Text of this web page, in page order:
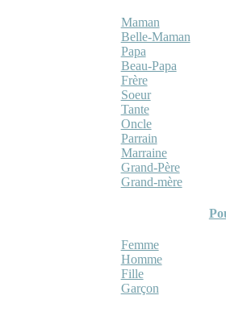
Maman
Belle-Maman
Papa
Beau-Papa
Frère
Soeur
Tante
Oncle
Parrain
Marraine
Grand-Père
Grand-mère
Femme
Homme
Fille
Garçon